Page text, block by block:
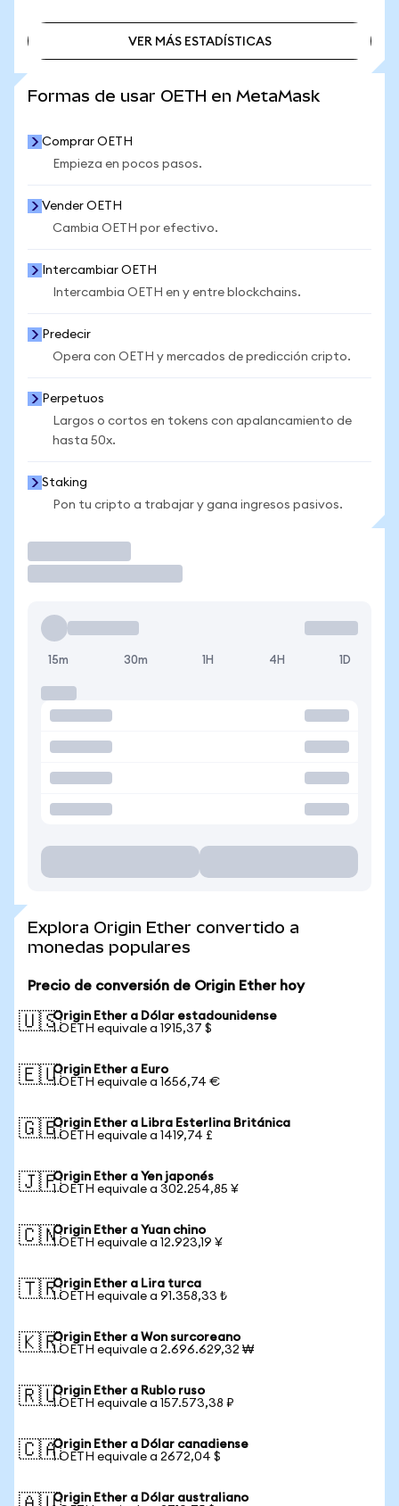
VER MÁS ESTADÍSTICAS
Formas de usar OETH en MetaMask
Comprar OETH
Empieza en pocos pasos.
Vender OETH
Cambia OETH por efectivo.
Intercambiar OETH
Intercambia OETH en y entre blockchains.
Predecir
Opera con OETH y mercados de predicción cripto.
Perpetuos
Largos o cortos en tokens con apalancamiento de
hasta 50x.
Staking
Pon tu cripto a trabajar y gana ingresos pasivos.
15m 30m 1H 4H 1D
Explora Origin Ether convertido a
monedas populares
Precio de conversión de Origin Ether hoy
🇺🇸Origin Ether a Dólar estadounidense
1 OETH equivale a 1915,37 $
🇪🇺Origin Ether a Euro
1 OETH equivale a 1656,74 €
🇬🇧Origin Ether a Libra Esterlina Británica
1 OETH equivale a 1419,74 £
🇯🇵Origin Ether a Yen japonés
1 OETH equivale a 302.254,85 ¥
🇨🇳Origin Ether a Yuan chino
1 OETH equivale a 12.923,19 ¥
🇹🇷Origin Ether a Lira turca
1 OETH equivale a 91.358,33 ₺
🇰🇷Origin Ether a Won surcoreano
1 OETH equivale a 2.696.629,32 ₩
🇷🇺Origin Ether a Rublo ruso
1 OETH equivale a 157.573,38 ₽
🇨🇦Origin Ether a Dólar canadiense
1 OETH equivale a 2672,04 $
Origin Ether a Dólar australiano